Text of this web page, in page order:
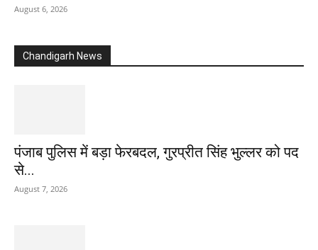
August 6, 2026
Chandigarh News
पंजाब पुलिस में बड़ा फेरबदल, गुरप्रीत सिंह भुल्लर को पद
से...
August 7, 2026